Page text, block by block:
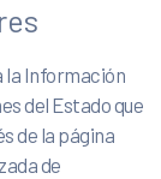
la Información
del Estado que
de la página
de